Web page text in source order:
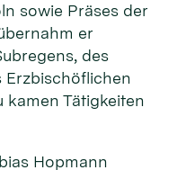
sowie Präses der
er
des
Erzbischöflichen
kamen Tätigkeiten
Hopmann